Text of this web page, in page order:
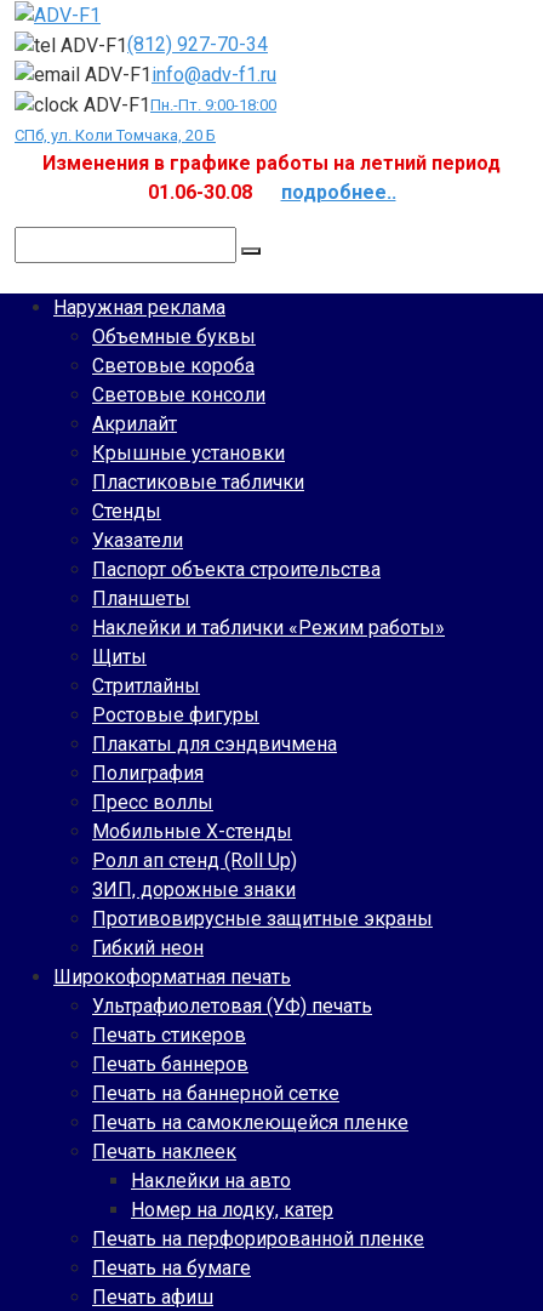
Перейти
контенту
(812) 927-70-34
info@adv-f1.ru
Пн.-Пт. 9:00-18:00
СПб, ул. Коли Томчака, 20 Б
Изменения в графике работы на летний период
01.06-30.08 подробнее..
Наружная реклама
Объемные буквы
Световые короба
Световые консоли
Акрилайт
Крышные установки
Пластиковые таблички
Стенды
Указатели
Паспорт объекта строительства
Планшеты
Наклейки и таблички «Режим работы»
Щиты
Стритлайны
Ростовые фигуры
Плакаты для сэндвичмена
Полиграфия
Пресс воллы
Мобильные Х-стенды
Ролл ап стенд (Roll Up)
ЗИП, дорожные знаки
Противовирусные защитные экраны
Гибкий неон
Широкоформатная печать
Ультрафиолетовая (УФ) печать
Печать стикеров
Печать баннеров
Печать на баннерной сетке
Печать на самоклеющейся пленке
Печать наклеек
Наклейки на авто
Номер на лодку, катер
Печать на перфорированной пленке
Печать на бумаге
Печать афиш